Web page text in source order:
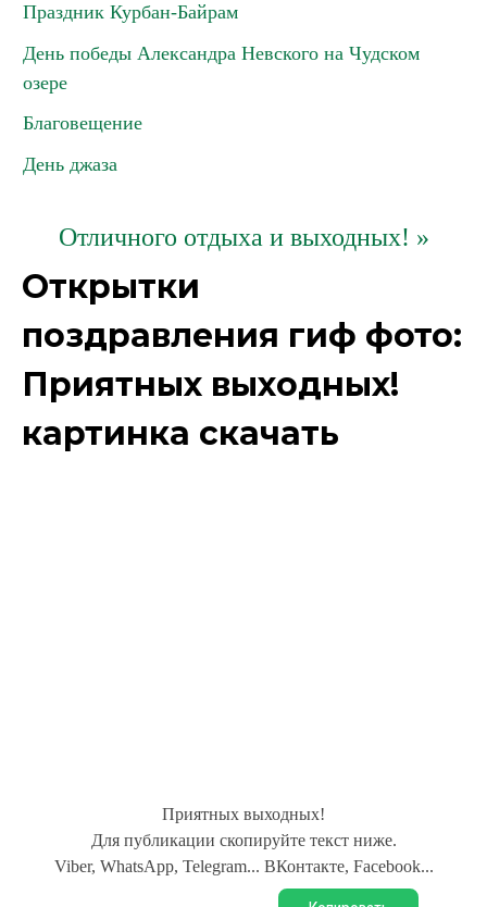
Праздник Курбан-Байрам
День победы Александра Невского на Чудском
озере
Благовещение
День джаза
Отличного отдыха и выходных! »
Открытки
поздравления гиф фото:
Приятных выходных!
картинка скачать
Приятных выходных!
Для публикации скопируйте текст ниже.
Viber, WhatsApp, Telegram... ВКонтакте, Facebook...